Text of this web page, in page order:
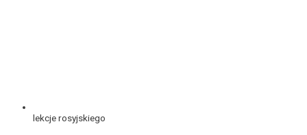
lekcje rosyjskiego